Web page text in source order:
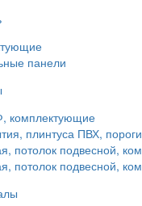
панели
комплектующие
плинтуса ПВХ, пороги
потолок подвесной,
потолок подвесной,